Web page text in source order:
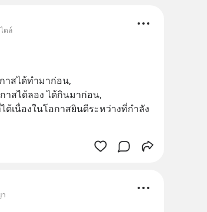
ตล์
าสได้ทำมาก่อน,
าสได้ลอง ได้กินมาก่อน,
ด้เนื่องในโอกาสยินดีระหว่างที่กำลัง